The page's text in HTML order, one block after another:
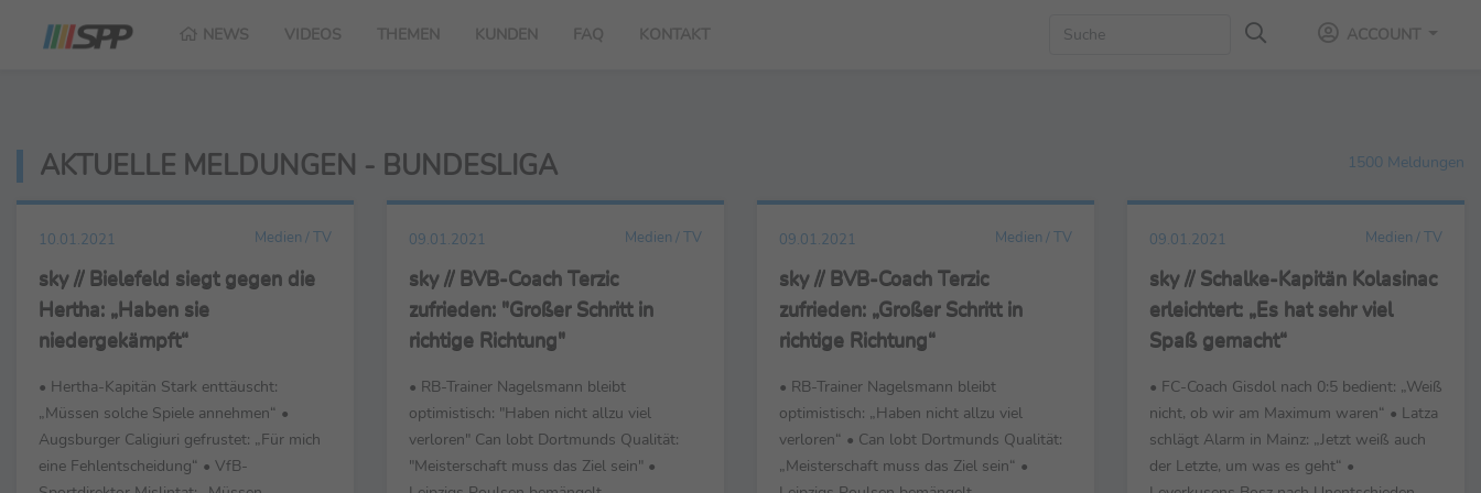
NEWS VIDEOS THEMEN KUNDEN FAQ KONTAKT ACCOUNT
AKTUELLE MELDUNGEN - BUNDESLIGA 1500 Meldungen
10.01.2021 Medien / TV
sky // Bielefeld siegt gegen die
Hertha: „Haben sie
niedergekämpft“
• Hertha-Kapitän Stark enttäuscht:
„Müssen solche Spiele annehmen“ •
Augsburger Caligiuri gefrustet: „Für mich
eine Fehlentscheidung“ • VfB-
09.01.2021 Medien / TV
sky // BVB-Coach Terzic
zufrieden: "Großer Schritt in
richtige Richtung"
• RB-Trainer Nagelsmann bleibt
optimistisch: "Haben nicht allzu viel
verloren" Can lobt Dortmunds Qualität:
"Meisterschaft muss das Ziel sein" •
09.01.2021 Medien / TV
sky // BVB-Coach Terzic
zufrieden: „Großer Schritt in
richtige Richtung“
• RB-Trainer Nagelsmann bleibt
optimistisch: „Haben nicht allzu viel
verloren“ • Can lobt Dortmunds Qualität:
„Meisterschaft muss das Ziel sein“ •
09.01.2021 Medien / TV
sky // Schalke-Kapitän Kolasinac
erleichtert: „Es hat sehr viel
Spaß gemacht“
• FC-Coach Gisdol nach 0:5 bedient: „Weiß
nicht, ob wir am Maximum waren“ • Latza
schlägt Alarm in Mainz: „Jetzt weiß auch
der Letzte, um was es geht“ •